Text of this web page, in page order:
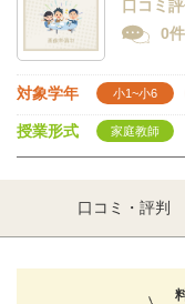
口コミ
0件
対象学年 小1~小6
授業形式 家庭教師
口コミ・評判